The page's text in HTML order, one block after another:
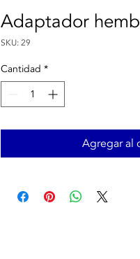
Adaptador
SKU: 29
Cantidad *
Agregar al